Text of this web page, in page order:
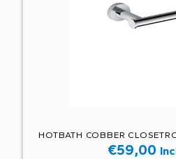
HOTBATH COBBER
€59,00